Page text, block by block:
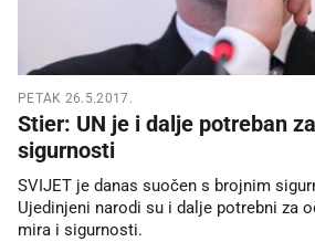
PETAK 26.5.2017.
Stier: UN je i dalje potreban
sigurnosti
SVIJET je danas suočen s brojnim
Ujedinjeni narodi su i dalje potrebni za
mira i sigurnosti.